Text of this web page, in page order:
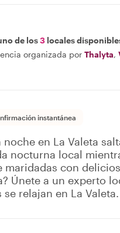
de los3 locales
organizada por Thalyta,
instantánea
noche en La Valeta
nocturna local
maridadas con
Únete a un experto
relajan en La Valeta.